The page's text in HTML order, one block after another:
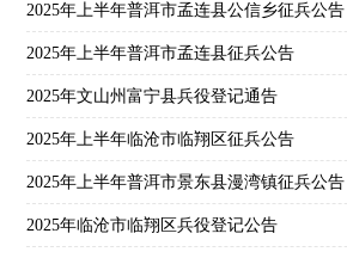
2025年上半年普洱市孟连县公信乡征兵公告
2025年上半年普洱市孟连县征兵公告
2025年文山州富宁县兵役登记通告
2025年上半年临沧市临翔区征兵公告
2025年上半年普洱市景东县漫湾镇征兵公告
2025年临沧市临翔区兵役登记公告